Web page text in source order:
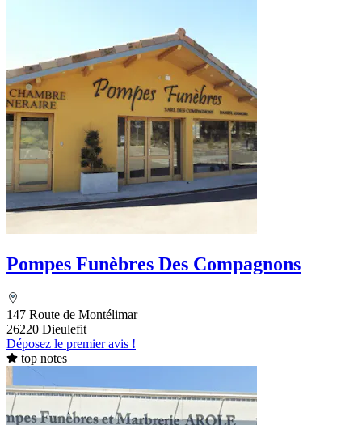
Pompes Funèbres Des Compagnons
147 Route de Montélimar
26220 Dieulefit
Déposez le premier avis !
top notes